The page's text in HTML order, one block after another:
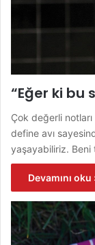
“Eğer ki bu
Çok değerli
define avı
yaşayabiliriz. Beni
Devamını oku